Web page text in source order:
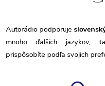
Autorádio podporuje
mnoho ďalších jazykov,
prispôsobíte podľa svojich